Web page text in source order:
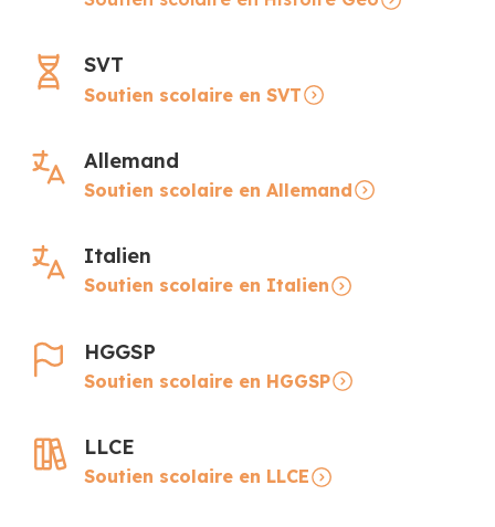
SVT
Soutien scolaire en SVT
Allemand
Soutien scolaire en Allemand
Italien
Soutien scolaire en Italien
HGGSP
Soutien scolaire en HGGSP
LLCE
Soutien scolaire en LLCE